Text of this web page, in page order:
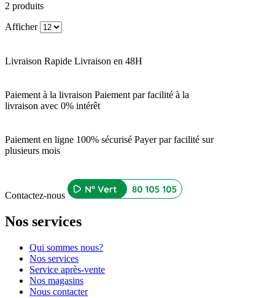
2 produits
Afficher
Livraison Rapide Livraison en 48H
Paiement à la livraison Paiement par facilité à la
livraison avec 0% intérêt
Paiement en ligne 100% sécurisé Payer par facilité sur
plusieurs mois
Contactez-nous
Nos services
Qui sommes nous?
Nos services
Service après-vente
Nos magasins
Nous contacter